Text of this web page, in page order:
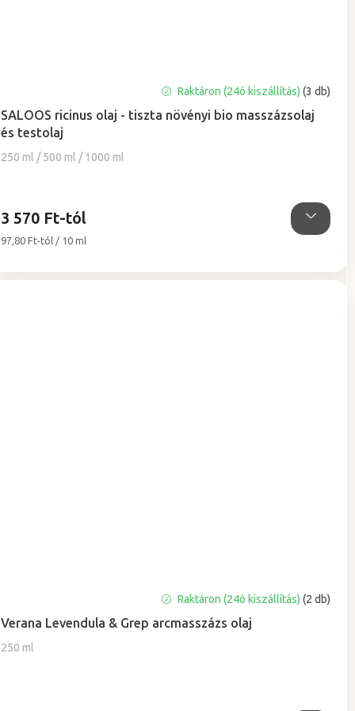
SALOOS ricinus olaj - tiszta növényi bio masszázsolaj
és testolaj
250 ml / 500 ml / 1000 ml
átlagos
értékelése
5-
Raktáron (24ó kiszállítás)(3 db)
3 570 Ft-tól
Egységár:
97,80 Ft-tól / 10 ml
Verana Levendula & Grep arcmasszázs olaj
250 ml
Raktáron (24ó kiszállítás) (2 db)